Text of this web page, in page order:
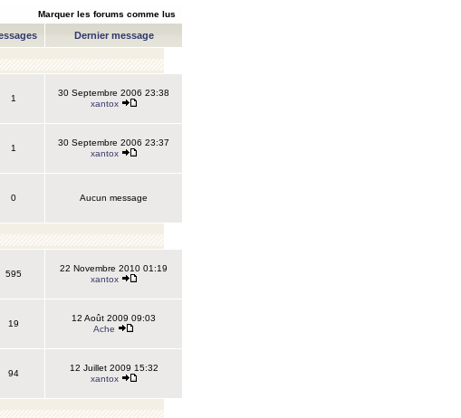
Marquer les forums comme lus
Dernier message
1
30 Septembre 2006 23:38
xantox
1
30 Septembre 2006 23:37
xantox
0 Aucun message
595
22 Novembre 2010 01:19
xantox
19
12 Août 2009 09:03
Ache
94
12 Juillet 2009 15:32
xantox